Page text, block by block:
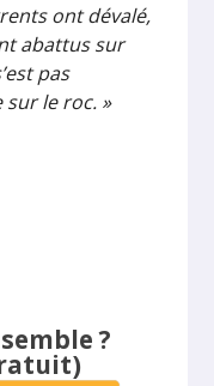
ont dévalé,
abattus sur
pas
le roc. »
?